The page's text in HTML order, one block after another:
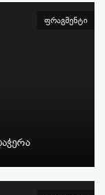
ფრაგმენტი